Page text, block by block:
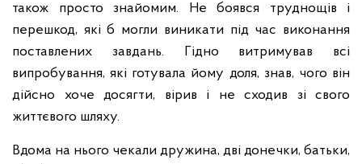
також просто знайомим. Не боявся труднощів і
перешкод, які б могли виникати під час виконання
поставлених завдань. Гідно витримував всі
випробування, які готувала йому доля, знав, чого він
дійсно хоче досягти, вірив і не сходив зі свого
життєвого шляху.
Вдома на нього чекали дружина, дві донечки, батьки,